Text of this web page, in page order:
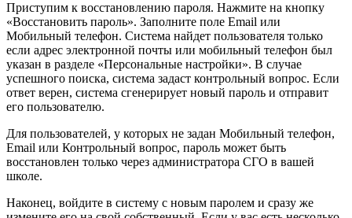
Приступим к восстановлению пароля. Нажмите на кнопку
«Восстановить пароль». Заполните поле Email или
Мобильный телефон. Система найдет пользователя только
если адрес электронной почты или мобильный телефон был
указан в разделе «Персональные настройки». В случае
успешного поиска, система задаст контрольный вопрос. Если
ответ верен, система сгенерирует новый пароль и отправит
его пользователю.
Для пользователей, у которых не задан Мобильный телефон,
Email или Контрольный вопрос, пароль может быть
восстановлен только через администратора СГО в вашей
школе.
Наконец, войдите в систему с новым паролем и сразу же